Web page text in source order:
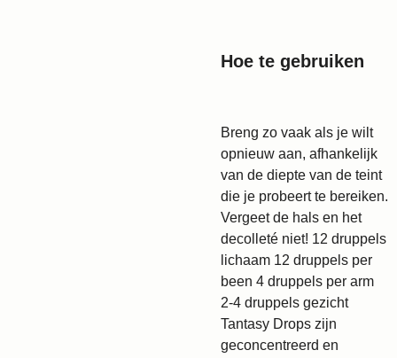
Hoe te gebruiken
Breng zo vaak als je wilt
opnieuw aan, afhankelijk
van de diepte van de teint
die je probeert te bereiken.
Vergeet de hals en het
decolleté niet! 12 druppels
lichaam 12 druppels per
been 4 druppels per arm
2-4 druppels gezicht
Tantasy Drops zijn
geconcentreerd en